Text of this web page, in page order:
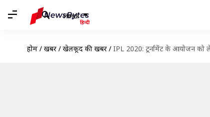
Hindi
होम / खबरें / खेलकूद की खबरें / IPL 2020: टूर्नामेंट के आयोजन को